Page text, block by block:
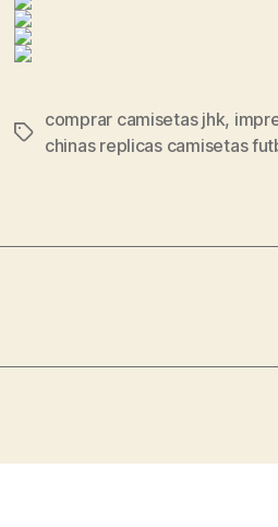
Etiquetas
comprar camisetas jhk,
chinas replicas camisetas